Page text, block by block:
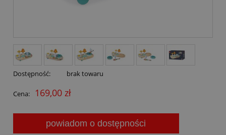
Dostępność: brak towaru
Cena: 169,00 zł
powiadom o dostępności